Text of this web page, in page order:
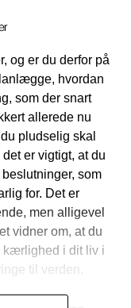
og er du derfor på
hvordan
som der snart
allerede nu
pludselig skal
er vigtigt, at du
som
for. Det er
men alligevel
vidner om, at du
kærlighed i dit liv i
til verden.